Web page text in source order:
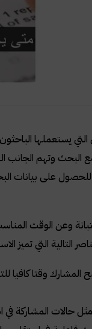
يستعملها
وتهم الجانب
على بيانات
وعن الوقت
التالية التي تميز
المشارك وقتا كافيا
حالات المشاركة في